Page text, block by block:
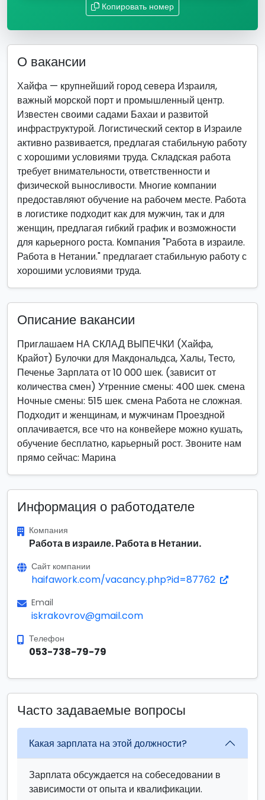
Копировать номер
О вакансии
Хайфа — крупнейший город севера Израиля,
важный морской порт и промышленный центр.
Известен своими садами Бахаи и развитой
инфраструктурой. Логистический сектор в Израиле
активно развивается, предлагая стабильную работу
с хорошими условиями труда. Складская работа
требует внимательности, ответственности и
физической выносливости. Многие компании
предоставляют обучение на рабочем месте. Работа
в логистике подходит как для мужчин, так и для
женщин, предлагая гибкий график и возможности
для карьерного роста. Компания "Работа в израиле.
Работа в Нетании." предлагает стабильную работу с
хорошими условиями труда.
Описание вакансии
Приглашаем НА СКЛАД ВЫПЕЧКИ (Хайфа,
Крайот) Булочки для Макдональдса, Халы, Тесто,
Печенье Зарплата от 10 000 шек. (зависит от
количества смен) Утренние смены: 400 шек. смена
Ночные смены: 515 шек. смена Работа не сложная.
Подходит и женщинам, и мужчинам Проездной
оплачивается, все что на конвейере можно кушать,
обучение бесплатно, карьерный рост. Звоните нам
прямо сейчас: Марина
Информация о работодателе
Компания
Работа в израиле. Работа в Нетании.
Сайт компании
haifawork.com/vacancy.php?id=87762
Email
iskrakovrov@gmail.com
Телефон
053-738-79-79
Часто задаваемые вопросы
Какая зарплата на этой должности?
Зарплата обсуждается на собеседовании в
зависимости от опыта и квалификации.